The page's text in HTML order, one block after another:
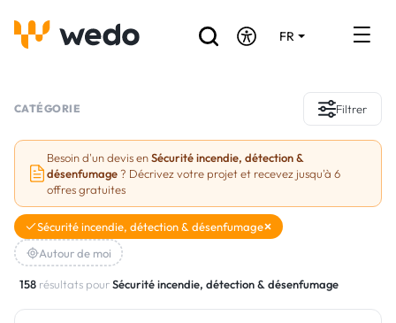
FR
Réalisations
Aides et subventions
Offres d'emploi
CATÉGORIE Filtrer
Besoin d'un devis enSécurité incendie, détection &
désenfumage ? Décrivez votre projet et recevez jusqu'à 6
offres gratuites
Sécurité incendie, détection & désenfumage
Autour de moi
158 résultats pourSécurité incendie, détection & désenfumage